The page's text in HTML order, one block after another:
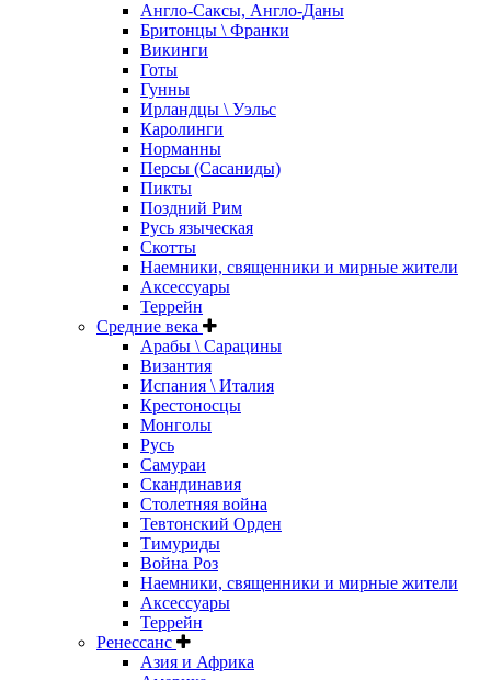
Англо-Саксы, Англо-Даны
Бритонцы \ Франки
Викинги
Готы
Гунны
Ирландцы \ Уэльс
Каролинги
Норманны
Персы (Сасаниды)
Пикты
Поздний Рим
Русь языческая
Скотты
Наемники, священники и мирные жители
Аксессуары
Террейн
Средние века
Арабы \ Сарацины
Византия
Испания \ Италия
Крестоносцы
Монголы
Русь
Самураи
Скандинавия
Столетняя война
Тевтонский Орден
Тимуриды
Война Роз
Наемники, священники и мирные жители
Аксессуары
Террейн
Ренессанс
Азия и Африка